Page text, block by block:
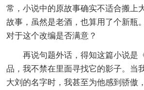
常，小说中的原故事确实不适合搬上
故事，虽然是老酒，也算用了个新瓶
对于这个改编是否满意？
再说句题外话，得知这篇小说是
品，我不禁在里面寻找它的影子。当
大刘的名字时，我甚至为他感到骄傲